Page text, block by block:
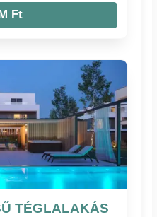
Ft
TÉGLALAKÁS